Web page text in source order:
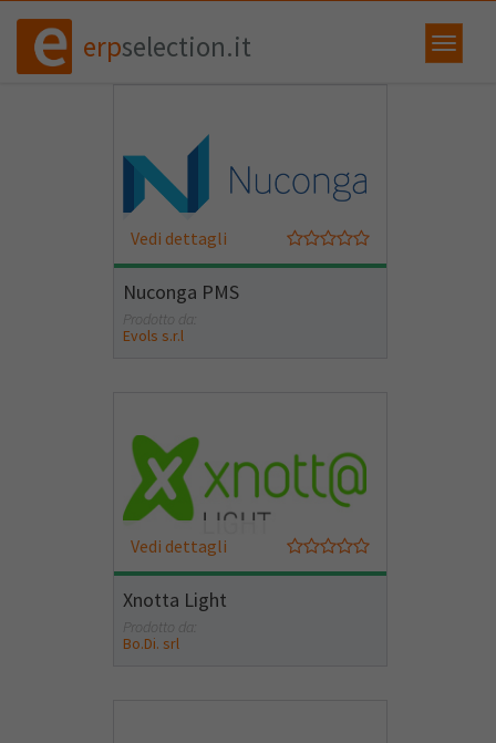
erpselection.it
Vedi dettagli
Nuconga PMS
Prodotto da:
Evols s.r.l
Vedi dettagli
Xnotta Light
Prodotto da:
Bo.Di. srl